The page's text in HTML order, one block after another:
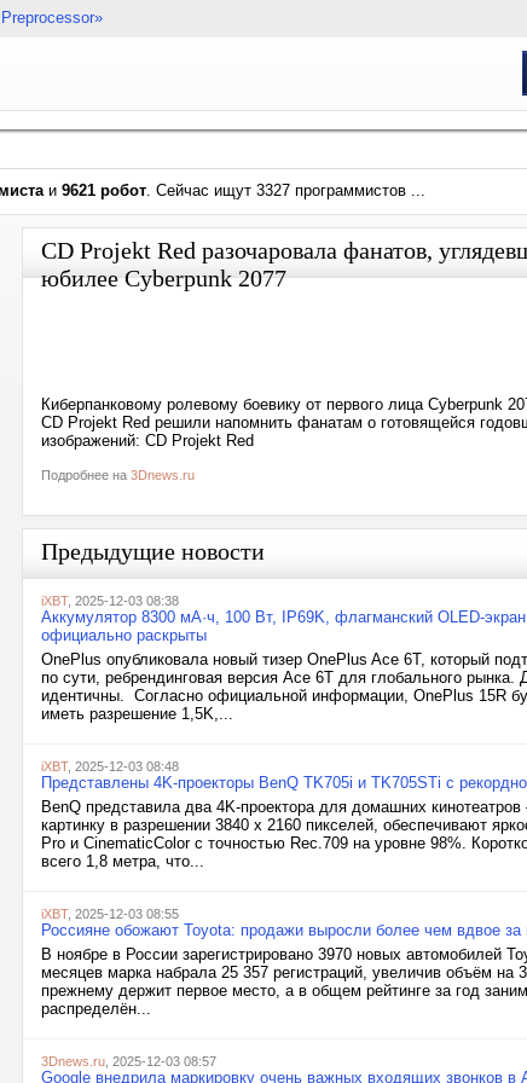
и 9621 робот. Сейчас ищут 3327 программистов ...
CD Projekt Red разочаровала фанатов,
юбилее Cyberpunk 2077
Киберпанковому ролевому боевику от первого лица Cyberpunk
CD Projekt Red решили напомнить фанатам о готовящейся
изображений: CD Projekt Red
Подробнее на 3Dnews.ru
Предыдущие новости
iXBT, 2025-12-03 08:38
Аккумулятор 8300 мА·ч, 100 Вт, IP69K, флагманский OLED-
официально раскрыты
OnePlus опубликовала новый тизер OnePlus Ace 6T, который
по сути, ребрендинговая версия Ace 6T для глобального
идентичны. Согласно официальной информации, OnePlus 15R
иметь разрешение 1,5K,...
iXBT, 2025-12-03 08:48
Представлены 4K-проекторы BenQ TK705i и TK705STi с
BenQ представила два 4K-проектора для домашних
картинку в разрешении 3840 х 2160 пикселей, обеспечивают
Pro и CinematicColor с точностью Rec.709 на уровне 98%.
всего 1,8 метра, что...
iXBT, 2025-12-03 08:55
Россияне обожают Toyota: продажи выросли более чем вдвое за
В ноябре в России зарегистрировано 3970 новых автомобилей
месяцев марка набрала 25 357 регистраций, увеличив объём
прежнему держит первое место, а в общем рейтинге за год
распределён...
3Dnews.ru , 2025-12-03 08:57
Google внедрила маркировку очень важных входящих звонков в